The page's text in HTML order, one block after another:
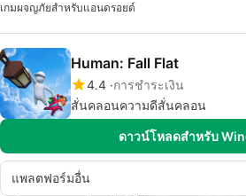
เกมผจญภัยสำหรับแอนดรอยด์
Human: Fall Flat
4.4 การชำระเงิน
สั่นคลอนความดีสั่นคลอน
ดาวน์โหลดสำหรับ
แพลตฟอร์มอื่น